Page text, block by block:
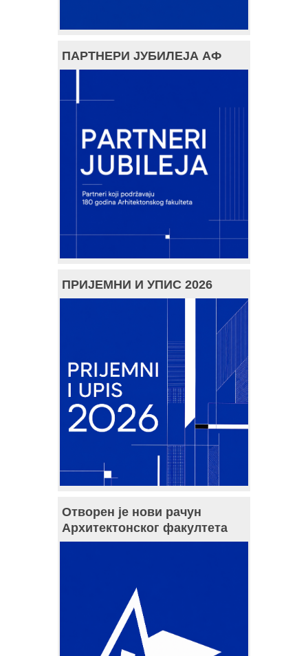
ПАРТНЕРИ ЈУБИЛЕЈА АФ
ПРИЈЕМНИ И УПИС 2026
Отворен је нови рачун
Архитектонског факултета